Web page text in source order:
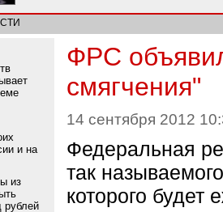
и на
из
рублей
ФРС
смягчения"
14 сентября 2012
Федеральная
так
которого будет